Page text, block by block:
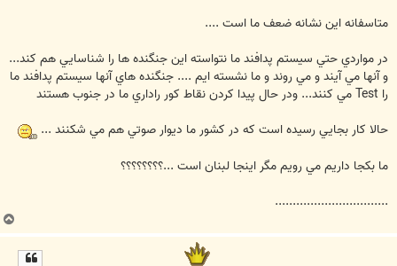
متاسفانه اين نشانه ضعف ما است ....
در مواردي حتي سيستم پدافند ما نتواسته اين جنگنده ها را شناسايي هم كند...
و آنها مي آيند و مي روند و ما نشسته ايم .... جنگنده هاي آنها سيستم پدافند ما
را Test مي كنند... ودر حال پيدا كردن نقاط كور راداري ما در جنوب هستند
حالا كار بجايي رسيده است كه در كشور ما ديوار صوتي هم مي شكنند ...
ما بكجا داريم مي رويم مگر اينجا لبنان است ...؟؟؟؟؟؟؟؟
................................